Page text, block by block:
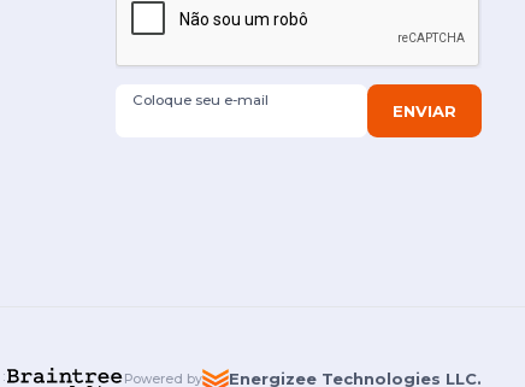
Coloque seu e-mail
ENVIAR
: Powered by Energizee Technologies LLC.